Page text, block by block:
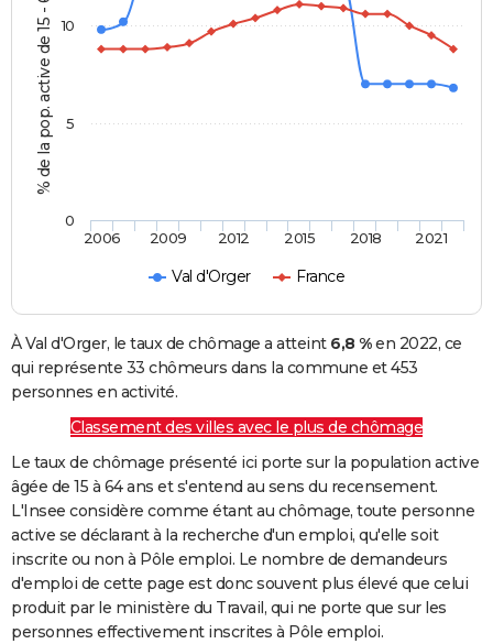
% de la pop. active de 15 - 64 ans
Val d'Orger France
2006 2009 2012 2015 2018 2021
0
5
10
À Val d'Orger, le taux de chômage a atteint 6,8 %en 2022, ce
qui représente 33 chômeurs dans la commune et 453
personnes en activité.
Classement des villes avec le plus de chômage
Le taux de chômage présenté ici porte sur la population active
âgée de 15 à 64 ans et s'entend au sens du recensement.
L'Insee considère comme étant au chômage, toute personne
active se déclarant à la recherche d'un emploi, qu'elle soit
inscrite ou non à Pôle emploi. Le nombre de demandeurs
d'emploi de cette page est donc souvent plus élevé que celui
produit par le ministère du Travail, qui ne porte que sur les
personnes effectivement inscrites à Pôle emploi.